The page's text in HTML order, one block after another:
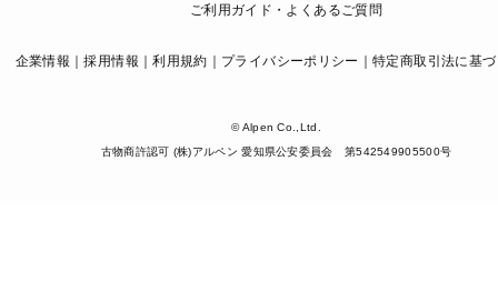
ご利用ガイド・よくあるご質問
企業情報 採用情報 利用規約 プライバシーポリシー 特定商取引法に基
© Alpen Co.,Ltd.
古物商許認可 (株)アルペン 愛知県公安委員会 第542549905500号